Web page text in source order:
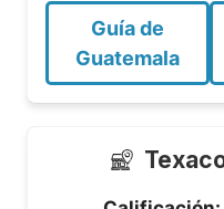
Guía de
Guatemala